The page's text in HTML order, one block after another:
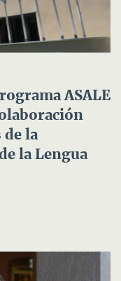
ASALE
de la
la Lengua